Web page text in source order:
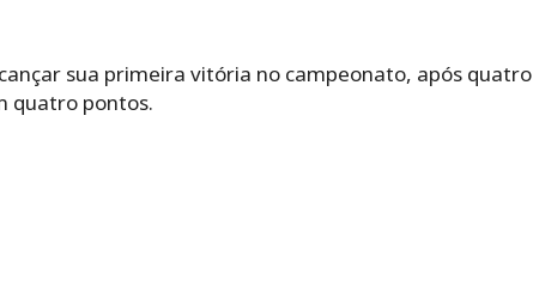
sua primeira vitória no campeonato, após quatro
quatro pontos.